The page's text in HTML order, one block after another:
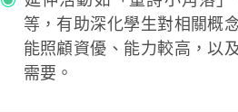
等，有助深化學生對相關概
能照顧資優、能力較高，以
需要。